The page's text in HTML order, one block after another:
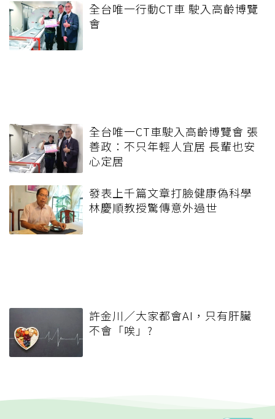
全台唯一行動CT車 駛入高齡博覽
會
全台唯一CT車駛入高齡博覽會 張
善政：不只年輕人宜居 長輩也安
心定居
發表上千篇文章打臉健康偽科學
林慶順教授驚傳意外過世
許金川／大家都會AI，只有肝臟
不會「唉」?